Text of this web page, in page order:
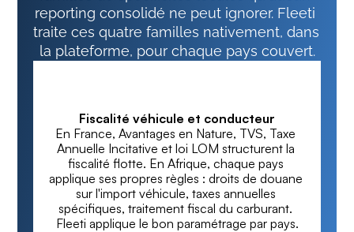
reporting consolidé ne peut ignorer. Fleeti
traite ces quatre familles nativement, dans
la plateforme, pour chaque pays couvert.
Fiscalité véhicule et conducteur
En France, Avantages en Nature, TVS, Taxe
Annuelle Incitative et loi LOM structurent la
fiscalité flotte. En Afrique, chaque pays
applique ses propres règles : droits de douane
sur l'import véhicule, taxes annuelles
spécifiques, traitement fiscal du carburant.
Fleeti applique le bon paramétrage par pays.